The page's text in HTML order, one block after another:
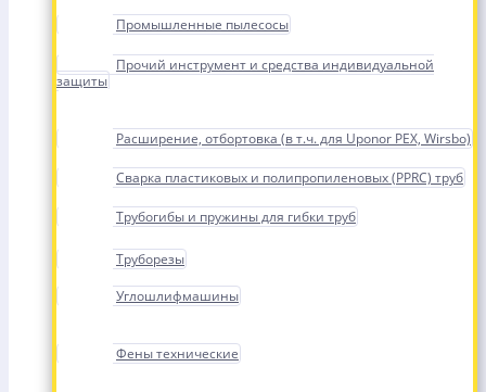
Промышленные пылесосы
Прочий инструмент и средства индивидуальной
защиты
Расширение, отбортовка (в т.ч. для Uponor PEX, Wirsbo)
Сварка пластиковых и полипропиленовых (PPRC) труб
Трубогибы и пружины для гибки труб
Труборезы
Углошлифмашины
Фены технические